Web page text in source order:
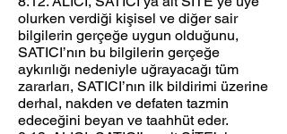
olurken verdiği kişisel ve diğer sair
bilgilerin gerçeğe uygun olduğunu,
SATICI’nın bu bilgilerin gerçeğe
aykırılığı nedeniyle uğrayacağı tüm
zararları, SATICI’nın ilk bildirimi üzerine
derhal, nakden ve defaten tazmin
edeceğini beyan ve taahhüt eder.